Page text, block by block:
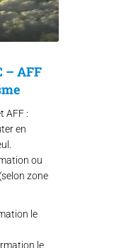
– AFF
AFF :
en
ou
zone
le
le